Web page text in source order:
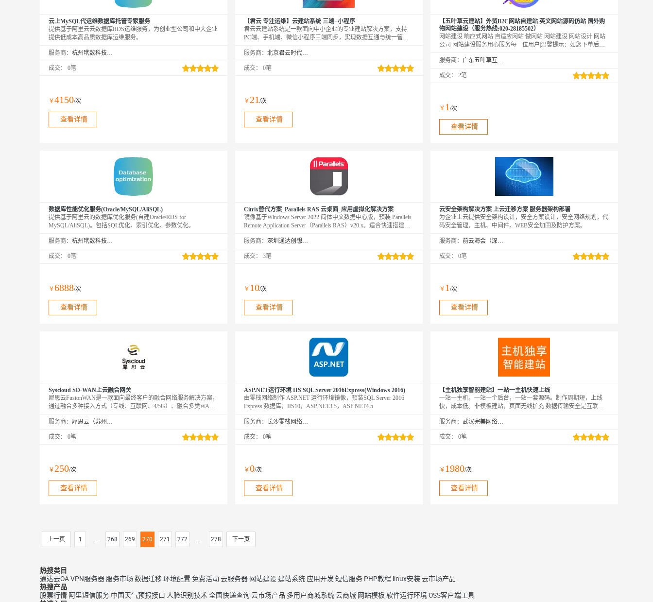
云上MySQL代运维数据库托管专家服务
提供基于阿里云云数据库RDS运维服务，为创业型公司和中大企业
提供低成本高品质数据库运维服务。
服务商： 杭州玳数科技有限公司
成交： 0笔
￥4150/次
查看详情
【君云 专注运维】云建站系统 三端+小程序
君云云建站系统是一款面向中小企业的专业建站解决方案，支持
PC端、手机端、微信小程序三端同步，实现数据互通与统一管
础，即可快速搭建专属网站。配备独立IP与高速访问环境，提升网
布等实用功能，满足企业展示与营销需求。提供专业运维团队技术
数字化转型。
服务商： 北京君云时代科技有限公司
成交： 0笔
￥ 21 /次
查看详情
【五叶草云建站】外贸B2C网站自建站 英文网站源码仿站 国外购
物网站建设（服务热线:020-28185502）
网站建设 响应式网站 自适应网站 做网站 网站建设 网站设计 网站
公司 网站建设服务用心服务每一位用户|温馨提示：如您下单后无
官网→【点击右上角（阿里云免登）】→查看已购买产品（如遇问
案】
服务商： 广东五叶草互联网科技有限公司
成交： 2笔
￥ 1 /次
查看详情
数据库性能优化服务(Oracle/MySQL/AliSQL)
提供基于阿里云的数据库优化服务(自建Oracle/RDS for
MySQL/AliSQL)。包括SQL优化、索引优化、参数优化。
服务商： 杭州玳数科技有限公司
成交： 0笔
￥6888/次
查看详情
Citrix替代方案_Parallels RAS 云桌面_应用虚拟化解决方案
镜像基于Windows Server 2022 简体中文数据中心版，预装 Parallels
Remote Application Server（Parallels RAS）v20.x。适合快速搭建
使用场景。
服务商： 深圳通达创想信息技术有限公司
成交： 3笔
￥ 10/次
查看详情
云安全架构解决方案 上云迁移方案 服务器架构部署
为企业上云提供安全架构设计，安全方案设计，安全网络规划，代
码安全管理，主机、中间件、WEB安全加固及防护方案。
服务商： 前云海会（深圳）技术有限公司
成交： 0笔
￥ 1 /次
查看详情
Syscloud SD-WAN上云融合网关
犀思云FusionWAN是一款面向最终客户的融合网络服务解决方案，
通过融合多种接入方式（专线、互联网、4/5G）、融合多类WAN
企业WAN的连接、访问、安全等业务场景的统一部署与管理。该
户体验，为企业提供更为全面、完善的广域网服务，有力的支撑企
服务商： 犀思云（苏州）云计算有限公司
成交： 0笔
￥ 250/次
查看详情
ASP.NET运行环境 IIS SQL Server 2016Express(Windows 2016)
由零栈网络制作 ASP.NET 运行环境镜像，预装SQL Server 2016
Express 数据库，IIS10，ASP.NET3.5，ASP.NET4.5
服务商： 长沙零栈网络科技有限公司
成交： 0笔
￥0/次
查看详情
【主机独享智能建站】一站一主机快速上线
一站一主机，一站一个后台，一站一套源码。制作周期短，上线
快，成本低。非模板建站，页面无线扩充 数据传输安全是互联网
服务商：
武汉完美网络服务有限公司
成交： 0笔
￥ 1980/次
查看详情
上一页 1 ... 268 269 270 271 272 ... 278 下一页
热搜类目
通达云OAVPN服务器 服务市场数据迁移环境配置 免费活动云服务器 网站建设 建站系统 应用开发 短信服务 PHP教程 linux安装云市场产品
热搜产品
股票行情 阿里短信服务 中国天气预报接口 人脸识别技术 全国快递查询云市场产品 多用户商城系统云商城 网站模板 软件运行环境 OSS客户端工具